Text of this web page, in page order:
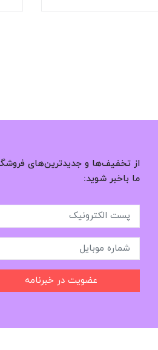
از تخفیف‌ها و جدیدترین‌های
ما باخبر شوید:
عضویت در خبرنامه